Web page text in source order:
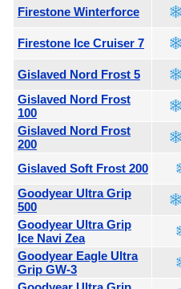
Firestone Winterforce
Firestone Ice Cruiser 7
Gislaved Nord Frost 5
Gislaved Nord Frost
100
Gislaved Nord Frost
200
Gislaved Soft Frost 200
Goodyear Ultra Grip
500
Goodyear Ultra Grip
Ice Navi Zea
Goodyear Eagle Ultra
Grip GW-3